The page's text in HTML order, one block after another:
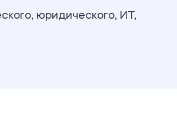
Ответы на билеты
юридического, ИТ,